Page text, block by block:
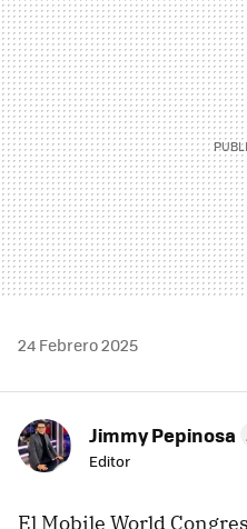
24 Febrero 2025
Jimmy Pepinosa
Editor
El Mobile World